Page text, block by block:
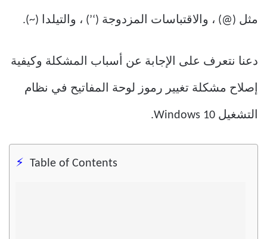
مثل (@) ، والاقتباسات المزدوجة (‘’) ، والتيلدا (~).
دعنا نتعرف على الإجابة عن أسباب المشكلة وكيفية
إصلاح مشكلة تغيير رموز لوحة المفاتيح في نظام
التشغيل Windows 10.
Table of Contents